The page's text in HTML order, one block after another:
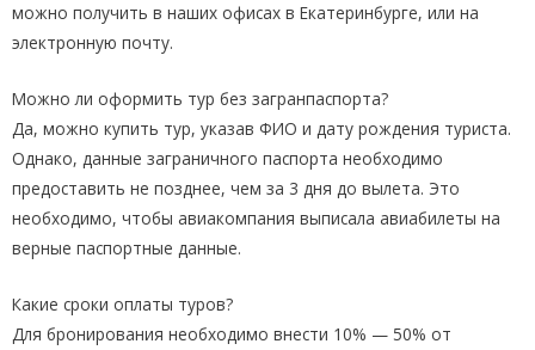
можно получить в наших офисах в Екатеринбурге, или на
электронную почту.
Можно ли оформить тур без загранпаспорта?
Да, можно купить тур, указав ФИО и дату рождения туриста.
Однако, данные заграничного паспорта необходимо
предоставить не позднее, чем за 3 дня до вылета. Это
необходимо, чтобы авиакомпания выписала авиабилеты на
верные паспортные данные.
Какие сроки оплаты туров?
Для бронирования необходимо внести 10% — 50% от